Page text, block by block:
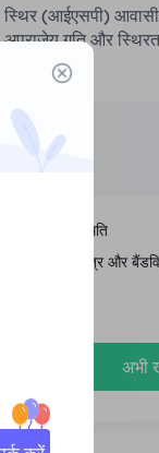
स्थिर (आईएसपी)
अपराजेय गति और
कीमत
अनुशंसा करना
राष्ट्रीय स्थिति
असीमित सत्र और
अभी